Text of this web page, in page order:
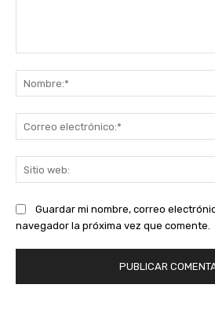
Guardar mi nombre, correo
navegador la próxima vez que comente.